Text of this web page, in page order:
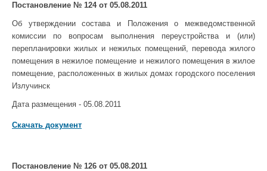
Постановление № 124 от 05.08.2011
Об утверждении состава и Положения о межведомственной
комиссии по вопросам выполнения переустройства и (или)
перепланировки жилых и нежилых помещений, перевода жилого
помещения в нежилое помещение и нежилого помещения в жилое
помещение, расположенных в жилых домах городского поселения
Излучинск
Дата размещения - 05.08.2011
Скачать документ
Постановление № 126 от 05.08.2011